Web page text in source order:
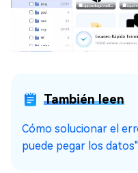
También leen
Cómo solucionar el
puede pegar los datos"